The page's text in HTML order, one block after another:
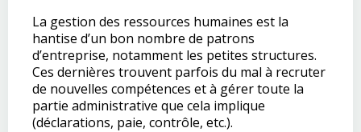
La gestion des ressources humaines est la
hantise d’un bon nombre de patrons
d’entreprise, notamment les petites structures.
Ces dernières trouvent parfois du mal à recruter
de nouvelles compétences et à gérer toute la
partie administrative que cela implique
(déclarations, paie, contrôle, etc.).